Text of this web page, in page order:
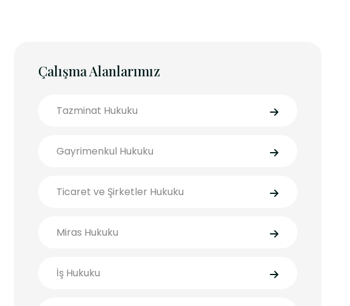
Çalışma Alanlarımız
Tazminat Hukuku
Gayrimenkul Hukuku
Ticaret ve Şirketler Hukuku
Miras Hukuku
İş Hukuku